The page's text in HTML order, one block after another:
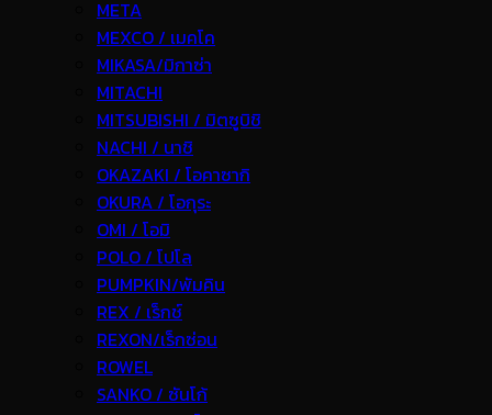
META
MEXCO / เมคโค
MIKASA/มิกาซ่า
MITACHI
MITSUBISHI / มิตซูบิชิ
NACHI / นาชิ
OKAZAKI / โอคาซากิ
OKURA / โอกุระ
OMI / โอมิ
POLO / โปโล
PUMPKIN/พัมคิน
REX / เร็กช์
REXON/เร็กซ่อน
ROWEL
SANKO / ซันโก้